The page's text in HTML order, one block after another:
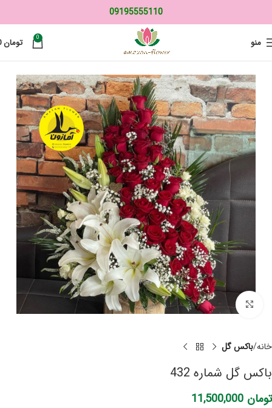
09195555110
منو 0 تومان0
برای بزرگنمایی کلیک کنید
خانه باکس گل
باکس گل شماره 432
تومان